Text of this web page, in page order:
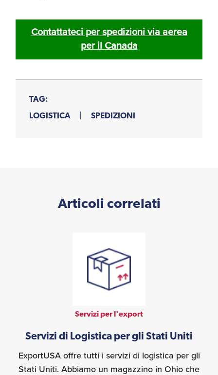
Contattateci per spedizioni via aerea
per il Canada
TAG:
LOGISTICA
SPEDIZIONI
Articoli correlati
Servizi per l'export
Servizi di Logistica per gli Stati Uniti
ExportUSA offre tutti i servizi di logistica per gli
Stati Uniti. Abbiamo un magazzino in Ohio che